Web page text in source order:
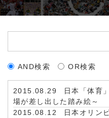
AND検索 OR検索
2015.08.29
日本「体育
場が差し出した踏み絵～
2015.08.12
日本オリン